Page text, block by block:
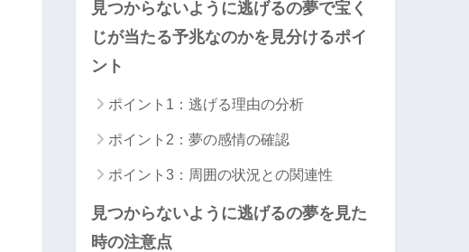
見つからないように逃げるの夢で宝く
じが当たる予兆なのかを見分けるポイ
ント
ポイント1：逃げる理由の分析
ポイント2：夢の感情の確認
ポイント3：周囲の状況との関連性
見つからないように逃げるの夢を見た
時の注意点